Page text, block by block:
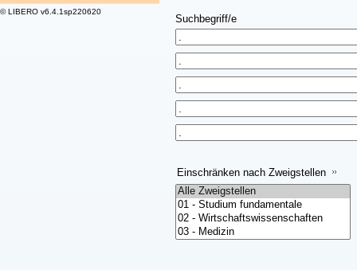
© LIBERO v6.4.1sp220620
Suchbegriff/e
Einschränken nach Zweigstellen